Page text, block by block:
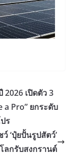
เปิดตัว 3
Pro” ยกระดับ
ร
‘ปุ๋ยปั้นรูปสัตว์’
ลกรับสงกรานต์